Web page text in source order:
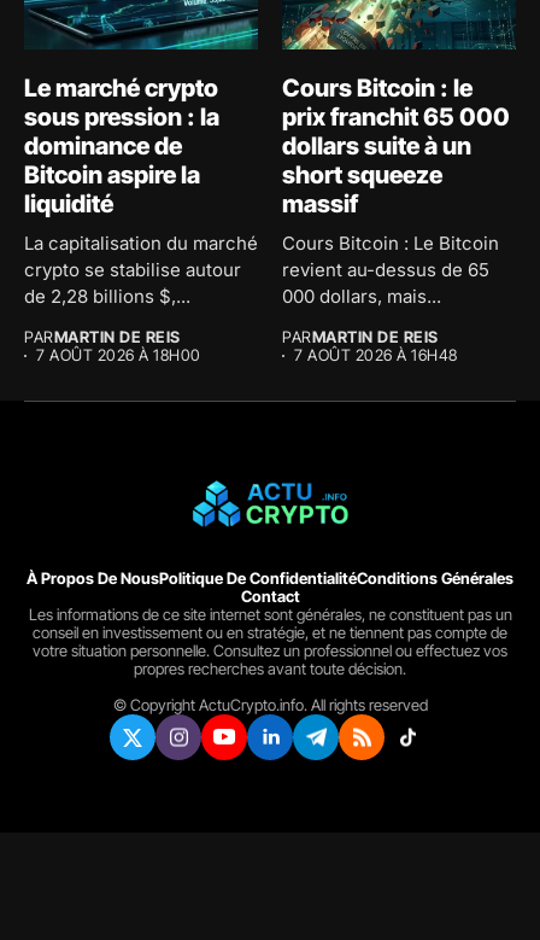
Le marché crypto
sous pression : la
dominance de
Bitcoin aspire la
liquidité
La capitalisation du marché
crypto se stabilise autour
de 2,28 billions $,...
PARMARTIN DE REIS
7 AOÛT 2026 À 18H00
Cours Bitcoin : le
prix franchit 65 000
dollars suite à un
short squeeze
massif
Cours Bitcoin : Le Bitcoin
revient au-dessus de 65
000 dollars, mais...
PARMARTIN DE REIS
7 AOÛT 2026 À 16H48
À Propos De NousPolitique De ConfidentialitéConditions Générales
Contact
Les informations de ce site internet sont générales, ne constituent pas un
conseil en investissement ou en stratégie, et ne tiennent pas compte de
votre situation personnelle. Consultez un professionnel ou effectuez vos
propres recherches avant toute décision.
© Copyright ActuCrypto.info. All rights reserved